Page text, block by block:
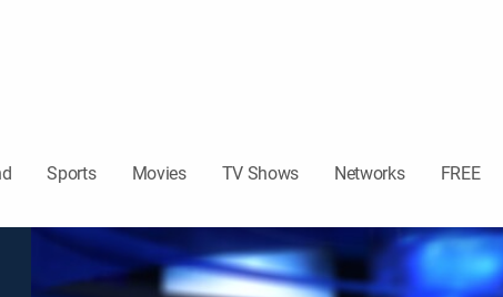
Sports Movies TV Shows Networks FREE